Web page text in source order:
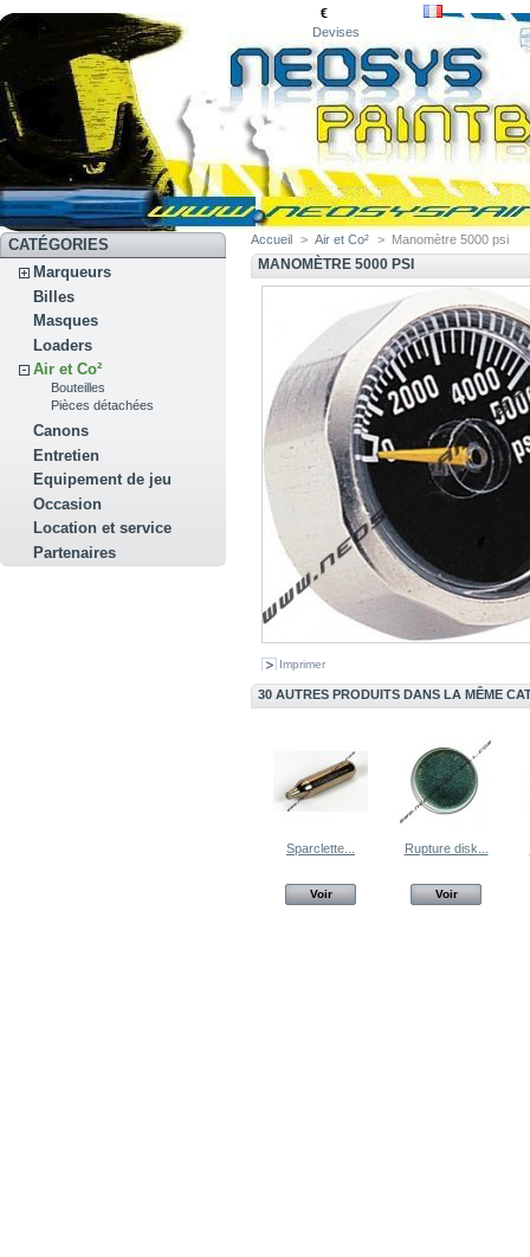
€
Devises
CATÉGORIES
Marqueurs
Billes
Masques
Loaders
Air et Co²
Bouteilles
Pièces détachées
Canons
Entretien
Equipement de jeu
Occasion
Location et service
Partenaires
Accueil > Air et Co² > Manomètre 5000 psi
MANOMÈTRE 5000 PSI
Imprimer
30 AUTRES PRODUITS DANS LA MÊME
Sparclette...
Voir
Rupture disk...
Voir